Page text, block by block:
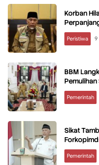
Korban
Peristiwa 9
BBM
Pemerintah
Sikat
Pemerintah